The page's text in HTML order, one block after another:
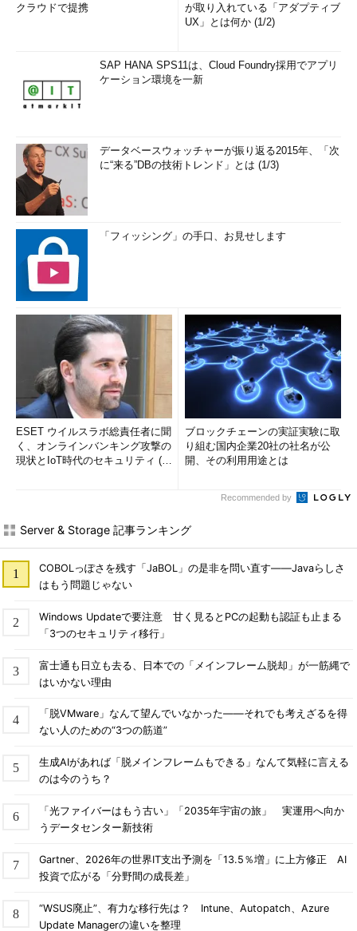
クラウドで提携
が取り入れている「アダプティブ
UX」とは何か (1/2)
SAP HANA SPS11は、Cloud Foundry採用でアプリ
ケーション環境を一新
データベースウォッチャーが振り返る2015年、「次
に“来る”DBの技術トレンド」とは (1/3)
「フィッシング」の手口、お見せします
ESET ウイルスラボ総責任者に聞
く、オンラインバンキング攻撃の
現状とIoT時代のセキュリティ (1/
ブロックチェーンの実証実験に取
り組む国内企業20社の社名が公
開、その利用用途とは
Recommended by
Server & Storage 記事ランキング
COBOLっぽさを残す「JaBOL」の是非を問い直す――Javaらしさ
はもう問題じゃない
Windows Updateで要注意 甘く見るとPCの起動も認証も止まる
「3つのセキュリティ移行」
富士通も日立も去る、日本での「メインフレーム脱却」が一筋縄で
はいかない理由
「脱VMware」なんて望んでいなかった――それでも考えざるを得
ない人のための“3つの筋道”
生成AIがあれば「脱メインフレームもできる」なんて気軽に言える
のは今のうち？
「光ファイバーはもう古い」「2035年宇宙の旅」 実運用へ向か
うデータセンター新技術
Gartner、2026年の世界IT支出予測を「13.5％増」に上方修正 AI
投資で広がる「分野間の成長差」
“WSUS廃止”、有力な移行先は？ Intune、Autopatch、Azure
Update Managerの違いを整理